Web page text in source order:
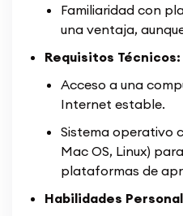
Familiaridad con
una ventaja,
Requisitos Técnicos:
Acceso a una
Internet estable.
Sistema operativo
Mac OS, Linux)
plataformas de
Habilidades